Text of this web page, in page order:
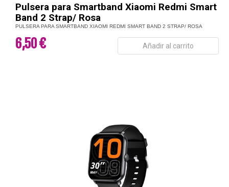
Pulsera para Smartband Xiaomi Redmi Smart
Band 2 Strap/ Rosa
PULSERA PARA SMARTBAND XIAOMI REDMI SMART BAND 2 STRAP/ ROSA
6,50 € Añadir al carrito